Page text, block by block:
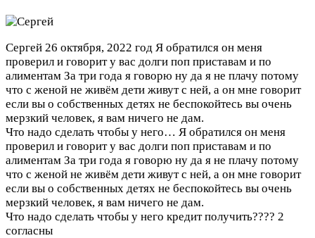
Сергей 26 октября, 2022 год Я обратился он меня
проверил и говорит у вас долги поп приставам и по
алиментам За три года я говорю ну да я не плачу потому
что с женой не живём дети живут с ней, а он мне говорит
если вы о собственных детях не беспокойтесь вы очень
мерзкий человек, я вам ничего не дам.
Что надо сделать чтобы у него… Я обратился он меня
проверил и говорит у вас долги поп приставам и по
алиментам За три года я говорю ну да я не плачу потому
что с женой не живём дети живут с ней, а он мне говорит
если вы о собственных детях не беспокойтесь вы очень
мерзкий человек, я вам ничего не дам.
Что надо сделать чтобы у него кредит получить???? 2
согласны